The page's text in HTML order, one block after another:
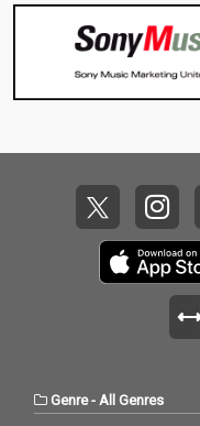
Genre- All Genres